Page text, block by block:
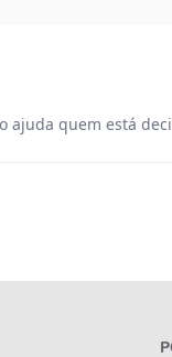
ajuda quem está